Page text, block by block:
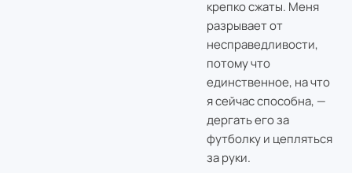
крепко сжаты. Меня
разрывает от
несправедливости,
потому что
единственное, на что
я сейчас способна, —
дергать его за
футболку и цепляться
за руки.